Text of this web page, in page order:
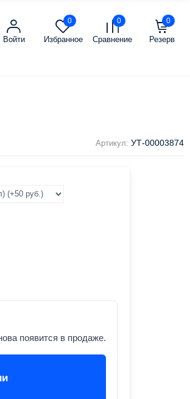
Войти
0
Избранное
0
Сравнение
0
Резерв
Артикул: УТ-00003874
появится в продаже.